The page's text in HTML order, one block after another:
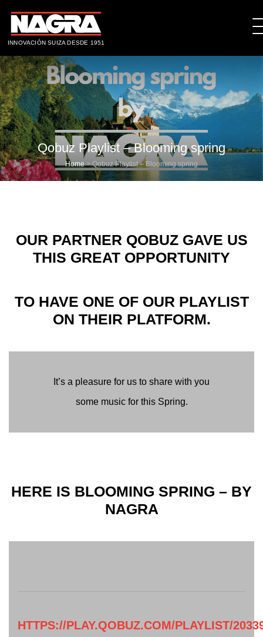
INNOVACIÓN SUIZA DESDE 1951
Qobuz Playlist – Blooming spring
Home>Qobuz Playlist – Blooming spring
OUR PARTNER QOBUZ GAVE US
THIS GREAT OPPORTUNITY
TO HAVE ONE OF OUR PLAYLIST
ON THEIR PLATFORM.
It’s a pleasure for us to share with you
some music for this Spring.
HERE IS BLOOMING SPRING – BY
NAGRA
HTTPS://PLAY.QOBUZ.COM/PLAYLIST/